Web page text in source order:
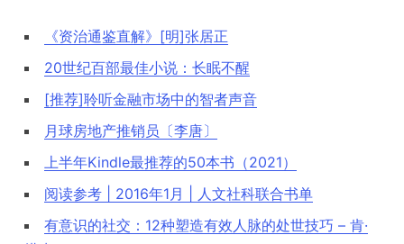
《资治通鉴直解》[明]张居正
20世纪百部最佳小说：长眠不醒
[推荐]聆听金融市场中的智者声音
月球房地产推销员〔李唐〕
上半年Kindle最推荐的50本书（2021）
阅读参考 | 2016年1月 | 人文社科联合书单
有意识的社交：12种塑造有效人脉的处世技巧 – 肯·